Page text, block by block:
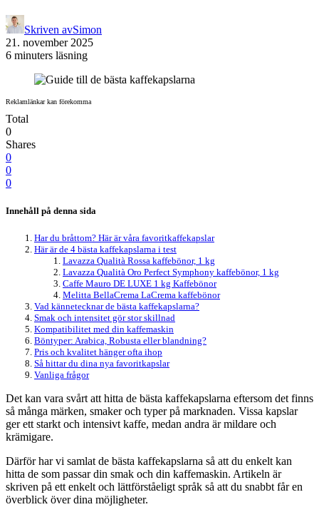
Skriven avSimon
21. november 2025
6 minuters läsning
Reklamlänkar kan förekomma
Total
0
Shares
0
0
0
Innehåll på denna sida
Har du bråttom? Här är våra favoritkaffekapslar
Här är de 4 bästa kaffekapslarna i test
Lavazza Qualità Rossa kaffebönor, 1 kg
Lavazza Qualità Oro Perfect Symphony kaffebönor, 1 kg
Caffe Mauro DE LUXE 1 kg Kaffebönor
Melitta BellaCrema LaCrema kaffebönor
Vad kännetecknar de bästa kaffekapslarna?
Smak och intensitet gör stor skillnad
Kompatibilitet med din kaffemaskin
Böntyper: Arabica, Robusta eller blandning?
Pris och kvalitet hänger ofta ihop
Så hittar du dina nya favoritkapslar
Vanliga frågor
Det kan vara svårt att hitta de bästa kaffekapslarna eftersom det finns
så många märken, smaker och typer på marknaden. Vissa kapslar
ger ett starkt och intensivt kaffe, medan andra är mildare och
krämigare.
Därför har vi samlat de bästa kaffekapslarna så att du enkelt kan
hitta de som passar din smak och din kaffemaskin. Artikeln är
skriven på ett enkelt och lättförståeligt språk så att du snabbt får en
överblick över dina möjligheter.